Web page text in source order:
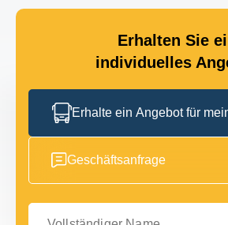
Erhalten Sie
individuelles
Erhalte ein Angebot für
Geschäftsanfrage
Vollständiger Name